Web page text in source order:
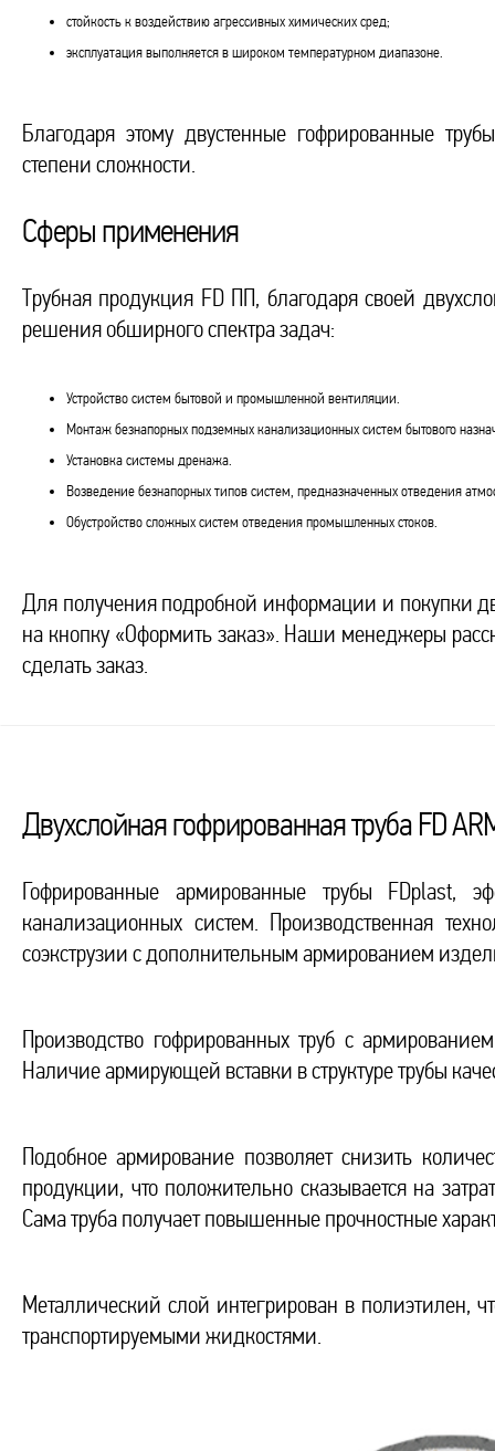
стойкость к воздействию агрессивных химических сред;
эксплуатация выполняется в широком температурном диапазоне.
Благодаря этому двустенные гофрированные
степени сложности.
Сферы применения
Трубная продукция FD ПП, благодаря своей
решения обширного спектра задач:
Устройство систем бытовой и промышленной вентиляции.
Монтаж безнапорных подземных канализационных систем бытового
Установка системы дренажа.
Возведение безнапорных типов систем, предназначенных отведения
Обустройство сложных систем отведения промышленных стоков.
Для получения подробной информации и покупки
на кнопку «Оформить заказ». Наши менеджеры
сделать заказ.
Двухслойная гофрированная труба FD
Гофрированные армированные трубы FDplast,
канализационных систем. Производственная
соэкструзии с дополнительным армированием
Производство гофрированных труб с
Наличие армирующей вставки в структуре трубы
Подобное армирование позволяет снизить
продукции, что положительно сказывается на
Сама труба получает повышенные прочностные
Металлический слой интегрирован в полиэтилен,
транспортируемыми жидкостями.